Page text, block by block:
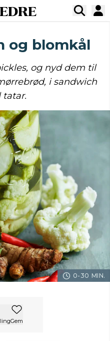
og blomkål
og nyd dem til
i sandwich
tatar.
0-30 MIN.
Gem